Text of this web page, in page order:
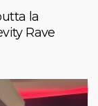
la
Rave